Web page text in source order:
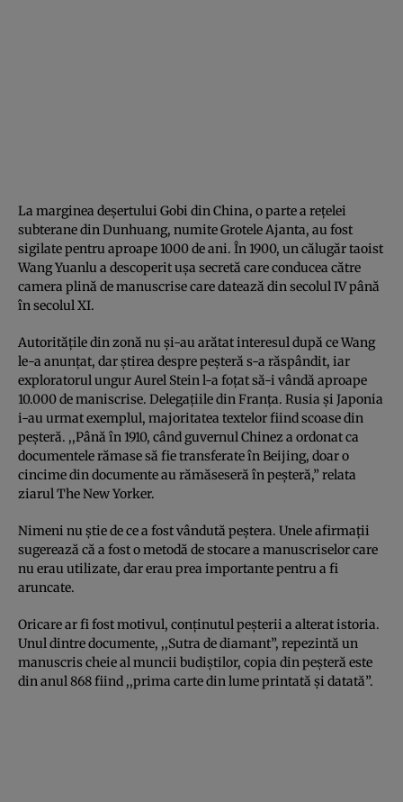
La marginea deşertului Gobi din China, o parte a reţelei
subterane din Dunhuang, numite Grotele Ajanta, au fost
sigilate pentru aproape 1000 de ani. În 1900, un călugăr taoist
Wang Yuanlu a descoperit uşa secretă care conducea către
camera plină de manuscrise care datează din secolul IV până
în secolul XI.
Autorităţile din zonă nu şi-au arătat interesul după ce Wang
le-a anunţat, dar ştirea despre peşteră s-a răspândit, iar
exploratorul ungur Aurel Stein l-a foţat să-i vândă aproape
10.000 de maniscrise. Delegaţiile din Franţa. Rusia şi Japonia
i-au urmat exemplul, majoritatea textelor fiind scoase din
peşteră. ,,Până în 1910, când guvernul Chinez a ordonat ca
documentele rămase să fie transferate în Beijing, doar o
cincime din documente au rămăseseră în peşteră,” relata
ziarul The New Yorker.
Nimeni nu ştie de ce a fost vândută peştera. Unele afirmaţii
sugerează că a fost o metodă de stocare a manuscriselor care
nu erau utilizate, dar erau prea importante pentru a fi
aruncate.
Oricare ar fi fost motivul, conţinutul peşterii a alterat istoria.
Unul dintre documente, ,,Sutra de diamant”, repezintă un
manuscris cheie al muncii budiştilor, copia din peşteră este
din anul 868 fiind ,,prima carte din lume printată şi datată”.